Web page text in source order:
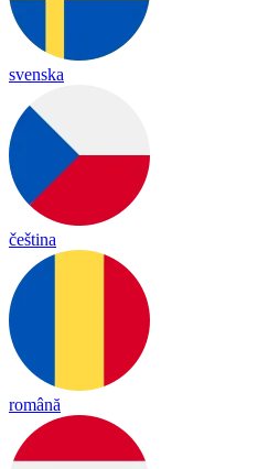
svenska
čeština
română